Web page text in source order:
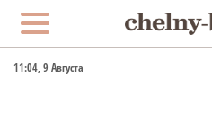
11:04, 9 Августа